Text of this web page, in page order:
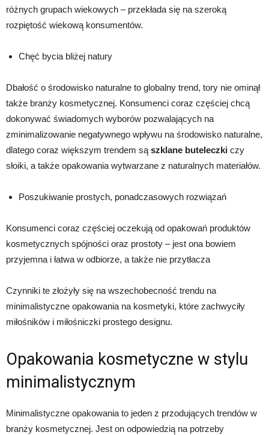
różnych grupach wiekowych – przekłada się na szeroką
rozpiętość wiekową konsumentów.
Chęć bycia bliżej natury
Dbałość o środowisko naturalne to globalny trend, tory nie ominął
także branży kosmetycznej. Konsumenci coraz częściej chcą
dokonywać świadomych wyborów pozwalających na
zminimalizowanie negatywnego wpływu na środowisko naturalne,
dlatego coraz większym trendem są szklane buteleczki czy
słoiki, a także opakowania wytwarzane z naturalnych materiałów.
Poszukiwanie prostych, ponadczasowych rozwiązań
Konsumenci coraz częściej oczekują od opakowań produktów
kosmetycznych spójności oraz prostoty – jest ona bowiem
przyjemna i łatwa w odbiorze, a także nie przytłacza
Czynniki te złożyły się na wszechobecność trendu na
minimalistyczne opakowania na kosmetyki, które zachwyciły
miłośników i miłośniczki prostego designu.
Opakowania kosmetyczne w stylu
minimalistycznym
Minimalistyczne opakowania to jeden z przodujących trendów w
branży kosmetycznej. Jest on odpowiedzią na potrzeby